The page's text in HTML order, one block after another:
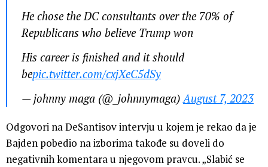
He chose the DC consultants over the 70% of
Republicans who believe Trump won
His career is finished and it should
bepic.twitter.com/cxjXeC5dSy
— johnny maga (@_johnnymaga)August 7, 2023
Odgovori na DeSantisov intervju u kojem je rekao da je
Bajden pobedio na izborima takođe su doveli do
negativnih komentara u njegovom pravcu. „Slabić se